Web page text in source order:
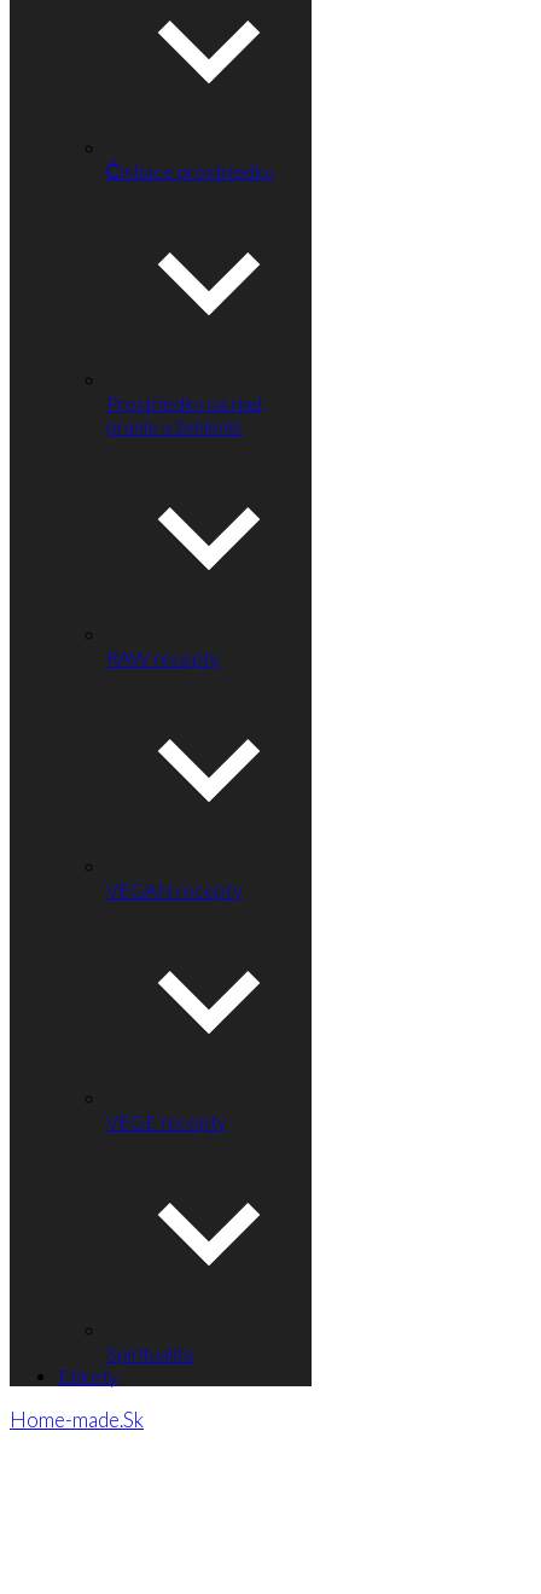
Čistiace prostriedky
Prostriedky na riad,
pranie a žehlenie
RAW recepty
VEGAN recepty
VEGE recepty
Spiritualita
Etikety
Home-made.Sk